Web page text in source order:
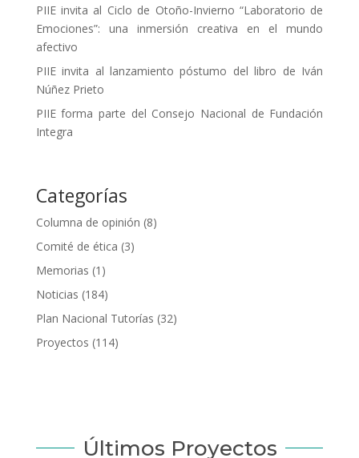
PIIE invita al Ciclo de Otoño-Invierno “Laboratorio de
Emociones”: una inmersión creativa en el mundo
afectivo
PIIE invita al lanzamiento póstumo del libro de Iván
Núñez Prieto
PIIE forma parte del Consejo Nacional de Fundación
Integra
Categorías
Columna de opinión (8)
Comité de ética (3)
Memorias (1)
Noticias (184)
Plan Nacional Tutorías (32)
Proyectos (114)
Últimos Proyectos